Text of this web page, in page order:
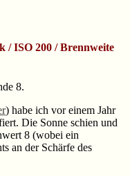
/ ISO 200 / Brennweite
8.
) habe ich vor einem Jahr
Die Sonne schien und
8 (wobei ein
an der Schärfe des